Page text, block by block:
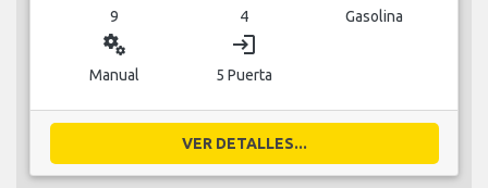
9 4 Gasolina
miscellaneous_services
Manual
login
5 Puerta
VER DETALLES...